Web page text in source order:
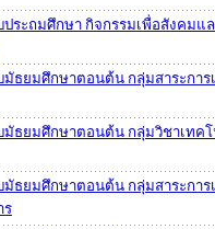
ระถมศึกษา กิจกรรมเพื่อสังคมแ
ธยมศึกษาตอนต้น กลุ่มสาระการ
มัธยมศึกษาตอนต้น กลุ่มวิชาเทค
ธยมศึกษาตอนต้น กลุ่มสาระการ
ร